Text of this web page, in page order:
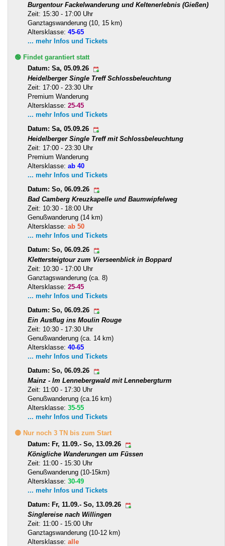
Burgentour Fackelwanderung und Keltenerlebnis (Gießen)
Zeit: 15:30 - 17:00 Uhr
Ganztagswanderung (10, 15 km)
Altersklasse: 45-65
... mehr Infos und Tickets
🟢 Findet garantiert statt
Datum: Sa, 05.09.26
Heidelberger Single Treff Schlossbeleuchtung
Zeit: 17:00 - 23:30 Uhr
Premium Wanderung
Altersklasse: 25-45
... mehr Infos und Tickets
Datum: Sa, 05.09.26
Heidelberger Single Treff mit Schlossbeleuchtung
Zeit: 17:00 - 23:30 Uhr
Premium Wanderung
Altersklasse: ab 40
... mehr Infos und Tickets
Datum: So, 06.09.26
Bad Camberg Kreuzkapelle und Baumwipfelweg
Zeit: 10:30 - 18:00 Uhr
Genußwanderung (14 km)
Altersklasse: ab 50
... mehr Infos und Tickets
Datum: So, 06.09.26
Klettersteigtour zum Vierseenblick in Boppard
Zeit: 10:30 - 17:00 Uhr
Ganztagswanderung (ca. 8)
Altersklasse: 25-45
... mehr Infos und Tickets
Datum: So, 06.09.26
Ein Ausflug ins Moulin Rouge
Zeit: 10:30 - 17:30 Uhr
Genußwanderung (ca. 14 km)
Altersklasse: 40-65
... mehr Infos und Tickets
Datum: So, 06.09.26
Mainz - Im Lennebergwald mit Lennebergturm
Zeit: 11:00 - 17:30 Uhr
Genußwanderung (ca.16 km)
Altersklasse: 35-55
... mehr Infos und Tickets
🟡 Nur noch 3 TN bis zum Start
Datum: Fr, 11.09.- So, 13.09.26
Königliche Wanderungen um Füssen
Zeit: 11:00 - 15:30 Uhr
Genußwanderung (10-15km)
Altersklasse: 30-49
... mehr Infos und Tickets
Datum: Fr, 11.09.- So, 13.09.26
Singlereise nach Willingen
Zeit: 11:00 - 15:00 Uhr
Ganztagswanderung (10-12 km)
Altersklasse: alle